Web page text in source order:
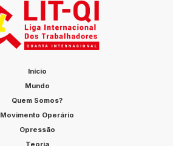
Início
Mundo
Quem Somos?
Movimento Operário
Opressão
Teoria